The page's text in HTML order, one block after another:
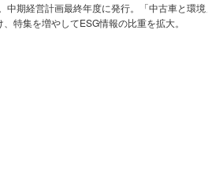
中期経営計画最終年度に発行。「中古車と環境」
特集を増やしてESG情報の比重を拡大。